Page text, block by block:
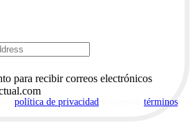
para recibir correos electrónicos
política de privacidad
términos